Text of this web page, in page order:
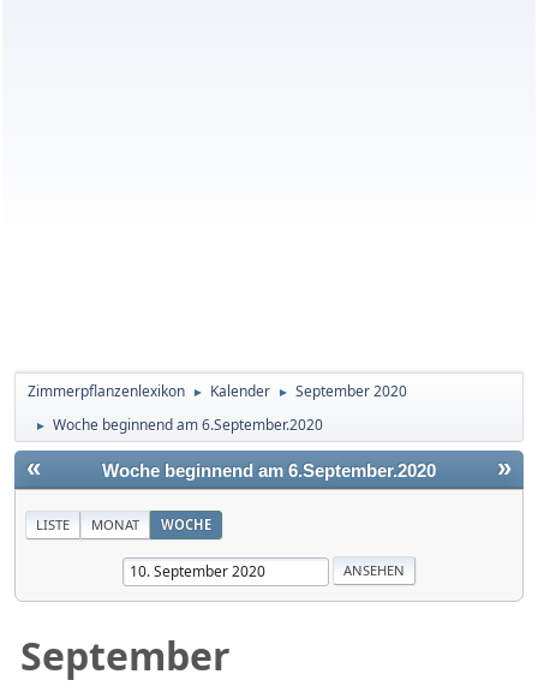
Zimmerpflanzenlexikon ► Kalender ► September 2020
► Woche beginnend am 6.September.2020
« »
Woche beginnend am 6.September.2020
LISTE MONAT WOCHE
September